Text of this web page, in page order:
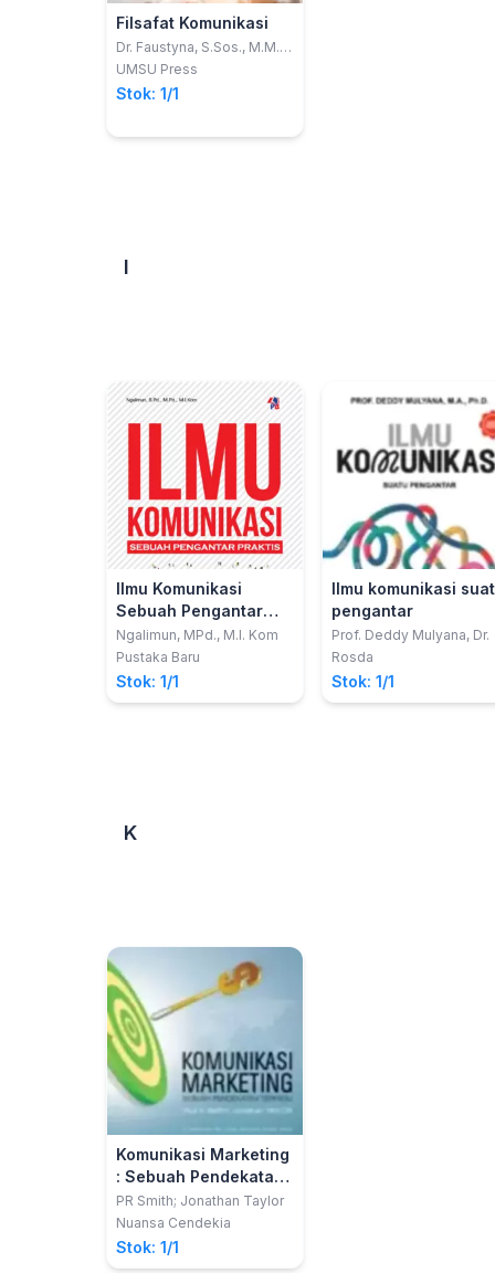
Filsafat Komunikasi
Dr. Faustyna, S.Sos., M.M.,
M.I.Kom.; Assoc. Prof.
UMSU Press
Stok: 1/1
I
Ilmu Komunikasi
Sebuah Pengantar
Praktis
Ngalimun, MPd., M.I. Kom
Pustaka Baru
Stok: 1/1
Ilmu komunikasi
pengantar
Prof. Deddy Mulyana, Dr.
Rosda
Stok: 1/1
K
Komunikasi Marketing
: Sebuah Pendekatan
Terintegrasi
PR Smith; Jonathan Taylor
Nuansa Cendekia
Stok: 1/1